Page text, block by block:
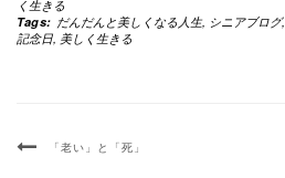
く生きる
Tags: だんだんと美しくなる人生, シニアブログ,
記念日, 美しく生きる
「老い」と「死」